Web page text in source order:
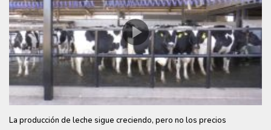
La producción de leche sigue creciendo, pero no los precios